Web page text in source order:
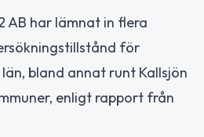
AB har lämnat in flera
för
bland annat runt Kallsjön
enligt rapport från